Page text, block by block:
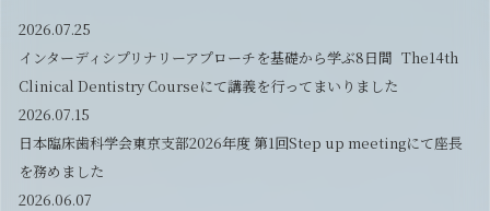
2026.07.25
インターディシプリナリーアプローチを基礎から学ぶ8日間 The14th
Clinical Dentistry Courseにて講義を行ってまいりました
2026.07.15
日本臨床歯科学会東京支部2026年度 第1回Step up meetingにて座長
を務めました
2026.06.07